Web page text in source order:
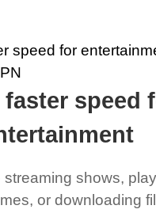
faster speed
streaming shows,
or downloading